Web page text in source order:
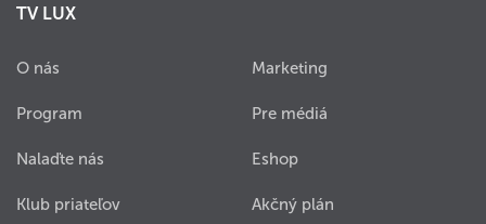
TV LUX
O nás
Program
Nalaďte nás
Klub priateľov
Marketing
Pre médiá
Eshop
Akčný plán